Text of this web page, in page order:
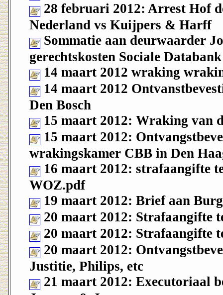
28 februari 2012: Arrest Hof
Nederland vs Kuijpers & Harff
Sommatie aan deurwaarder
gerechtskosten Sociale
14 maart 2012 wraking
14 maart 2012
Den Bosch
15 maart 2012: Wraking van
15 maart 2012:
wrakingskamer CBB in Den
16 maart 2012: strafaangifte
WOZ.pdf
19 maart 2012: Brief aan
20 maart 2012: Strafaangifte
20 maart 2012: Strafaangifte
20 maart 2012:
Justitie, Philips, etc
21 maart 2012: Executoriaal